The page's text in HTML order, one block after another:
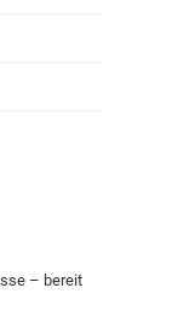
– bereit